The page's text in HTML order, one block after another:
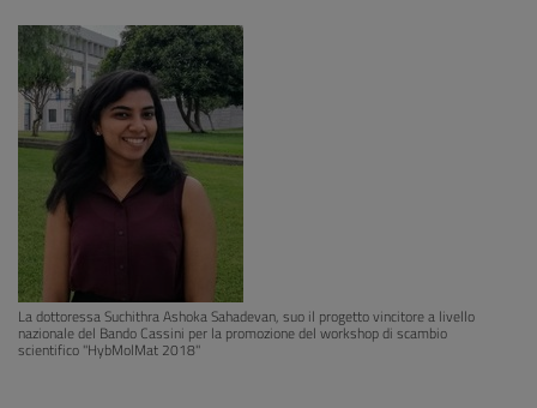
La dottoressa Suchithra Ashoka Sahadevan, suo il progetto vincitore a livello
nazionale del Bando Cassini per la promozione del workshop di scambio
scientifico ''HybMolMat 2018''